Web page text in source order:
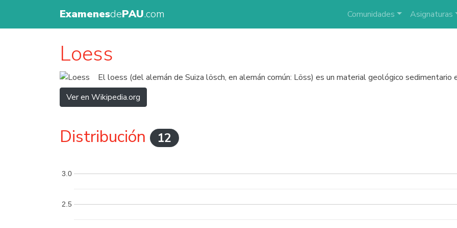
ExamenesdePAU.com Comunidades Asignaturas
Loess
El loess (del alemán de Suiza lösch, en alemán común: Löss) es un material geológico sedimentario
Ver en Wikipedia.org
Distribución 12
2.5
3.0